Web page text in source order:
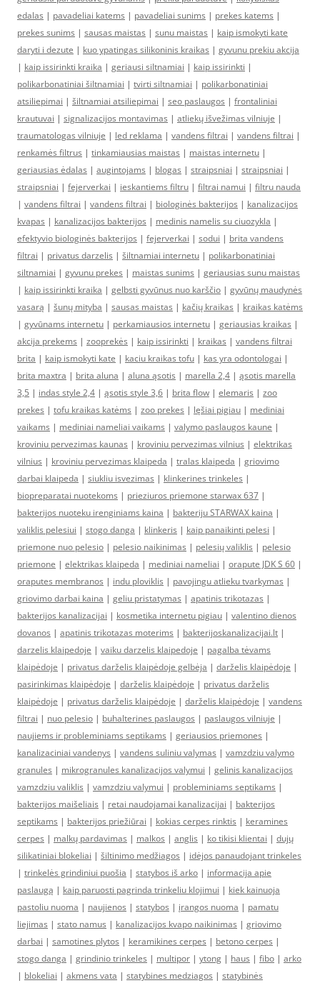
edalas | pavadeliai katems | pavadeliai sunims | prekes katems |
prekes sunims | sausas maistas | sunu maistas | kaip ismokyti kate
daryti i dezute | kuo ypatingas silikoninis kraikas | gyvunu prekiu akcija
| kaip issirinkti kraika | geriausi siltnamiai | kaip issirinkti |
polikarbonatiniai šiltnamiai | tvirti siltnamiai | polikarbonatiniai
atsiliepimai | šiltnamiai atsiliepimai | seo paslaugos | frontaliniai
krautuvai | signalizacijos montavimas | atliekų išvežimas vilniuje |
traumatologas vilniuje | led reklama | vandens filtrai | vandens filtrai |
renkamės filtrus | tinkamiausias maistas | maistas internetu |
geriausias ėdalas | augintojams | blogas | straipsniai | straipsniai |
straipsniai | fejerverkai | ieskantiems filtru | filtrai namui | filtru nauda
| vandens filtrai | vandens filtrai | biologinės bakterijos | kanalizacijos
kvapas | kanalizacijos bakterijos | medinis namelis su ciuozykla |
efektyvio biologinės bakterijos | fejerverkai | sodui | brita vandens
filtrai | privatus darzelis | šiltnamiai internetu | polikarbonatiniai
siltnamiai | gyvunu prekes | maistas sunims | geriausias sunu maistas
| kaip issirinkti kraika | gelbsti gyvūnus nuo karščio | gyvūnų maudynės
vasarą | šunų mityba | sausas maistas | kačių kraikas | kraikas katėms
| gyvūnams internetu | perkamiausios internetu | geriausias kraikas |
akcija prekems | zooprekės | kaip issirinkti | kraikas | vandens filtrai
brita | kaip ismokyti kate | kaciu kraikas tofu | kas yra odontologai |
brita maxtra | brita aluna | aluna ąsotis | marella 2,4 | ąsotis marella
3,5 | indas style 2,4 | ąsotis style 3,6 | brita flow | elemaris | zoo
prekes | tofu kraikas katėms | zoo prekes | lęšiai pigiau | mediniai
vaikams | mediniai nameliai vaikams | valymo paslaugos kaune |
kroviniu pervezimas kaunas | kroviniu pervezimas vilnius | elektrikas
vilnius | kroviniu pervezimas klaipeda | tralas klaipeda | griovimo
darbai klaipeda | siukliu isvezimas | klinkerines trinkeles |
biopreparatai nuotekoms | prieziuros priemone starwax 637 |
bakterijos nuoteku irenginiams kaina | bakteriju STARWAX kaina |
valiklis pelesiui | stogo danga | klinkeris | kaip panaikinti pelesi |
priemone nuo pelesio | pelesio naikinimas | pelesių valiklis | pelesio
priemone | elektrikas klaipeda | mediniai nameliai | orapute JDK S 60 |
oraputes membranos | indu ploviklis | pavojingu atlieku tvarkymas |
griovimo darbai kaina | geliu pristatymas | apatinis trikotazas |
bakterijos kanalizacijai | kosmetika internetu pigiau | valentino dienos
dovanos | apatinis trikotazas moterims | bakterijoskanalizacijai.lt |
darzelis klaipedoje | vaiku darzelis klaipedoje | pagalba tėvams
klaipėdoje | privatus darželis klaipėdoje gelbėja | darželis klaipėdoje |
pasirinkimas klaipėdoje | darželis klaipėdoje | privatus darželis
klaipėdoje | privatus darželis klaipėdoje | darželis klaipėdoje | vandens
filtrai | nuo pelesio | buhalterines paslaugos | paslaugos vilniuje |
naujiems ir probleminiams septikams | geriausios priemones |
kanalizaciniai vandenys | vandens suliniu valymas | vamzdziu valymo
granules | mikrogranules kanalizacijos valymui | gelinis kanalizacijos
vamzdziu valiklis | vamzdziu valymui | probleminiams septikams |
bakterijos maišeliais | retai naudojamai kanalizacijai | bakterijos
septikams | bakterijos priežiūrai | kokias cerpes rinktis | keramines
cerpes | malkų pardavimas | malkos | anglis | ko tikisi klientai | dujų
silikatiniai blokeliai | šiltinimo medžiagos | idėjos panaudojant trinkeles
| trinkelės grindiniui puošia | statybos iš arko | informacija apie
paslaugą | kaip paruosti pagrinda trinkeliu klojimui | kiek kainuoja
pastoliu nuoma | naujienos | statybos | įrangos nuoma | pamatu
liejimas | stato namus | kanalizacijos kvapo naikinimas | griovimo
darbai | samotines plytos | keramikines cerpes | betono cerpes |
stogo danga | grindinio trinkeles | multipor | ytong | haus | fibo | arko
| blokeliai | akmens vata | statybines medziagos | statybinės